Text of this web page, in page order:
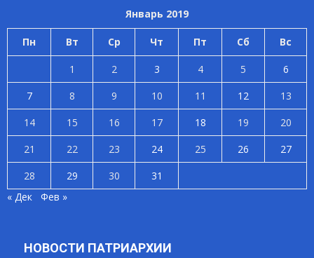
Январь 2019
Пн Вт Ср Чт Пт Сб Вс
1 2 3 4 5
6
7
8 9 10 11 12
13
14
15 16 17 18 19
20
21
22 23 24 25 26
27
28
29 30
31
« Дек
Фев »
НОВОСТИ ПАТРИАРХИИ